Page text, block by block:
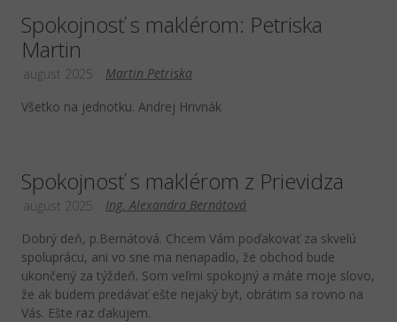
Spokojnosť s maklérom: Petriska
Martin
Martin Petriska
august 2025
Všetko na jednotku. Andrej Hrivnák
Spokojnosť s maklérom z Prievidza
Ing. Alexandra Bernátová
august 2025
Dobrý deň, p.Bernátová. Chcem Vám poďakovať za skvelú
spoluprácu, ani vo sne ma nenapadlo, že obchod bude
ukončený za týždeň. Som veľmi spokojný a máte moje slovo,
že ak budem predávať ešte nejaký byt, obrátim sa rovno na
Vás. Ešte raz ďakujem.